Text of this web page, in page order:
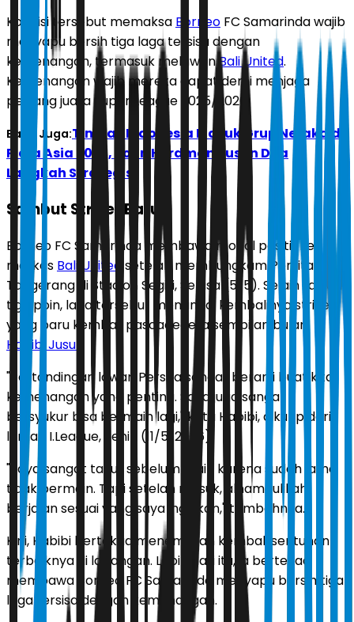
Kondisi tersebut memaksa Borneo FC Samarinda wajib
menyapu bersih tiga laga tersisa dengan
kemenangan, termasuk melawanBali United.
Kemenangan wajib mereka dapat demi menjaga
peluang juara Super League 2025/2026.
Baca Juga:Timnas Indonesia Masuk Grup Neraka di
Piala Asia 2027, John Herdman Susun Dua
Langkah Strategis
Sambut Striker Baru
Borneo FC Samarinda membawa modal positif ke
markas Bali United setelah membungkam Persita
Tangerang di Stadion Segiri, Selasa (5/5). Selain raihan
tiga poin, laga tersebut menandai kembalinya striker
yang baru kembali pascacedera sembilan bulan,
Habibi Jusuf
"Pertandingan lawan Persita sangat berarti buat kita,
kemenangan yang penting. Saya juga sangat
bersyukur bisa bermain lagi," kata Habibi, dikutip dari
laman I.League, Senin (11/5/2026).
"Saya sangat takut sebelum main karena sudah lama
tidak bermain. Tapi setelah masuk, alhamdulillah
berjalan sesuai yang saya inginkan," tambahnya.
Kini, Habibi bertekad menemukan kembali sentuhan
terbaiknya di lapangan. Lebih dari itu, ia bertekad
membawa Borneo FC Samarinda menyapu bersih tiga
laga tersisa dengan kemenangan.